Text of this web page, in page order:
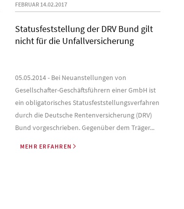
FEBRUAR 14.02.2017
Statusfeststellung der DRV Bund gilt
nicht für die Unfallversicherung
05.05.2014 - Bei Neuanstellungen von
Gesellschafter-Geschäftsführern einer GmbH ist
ein obligatorisches Statusfeststellungsverfahren
durch die Deutsche Rentenversicherung (DRV)
Bund vorgeschrieben. Gegenüber dem Träger...
MEHR ERFAHREN